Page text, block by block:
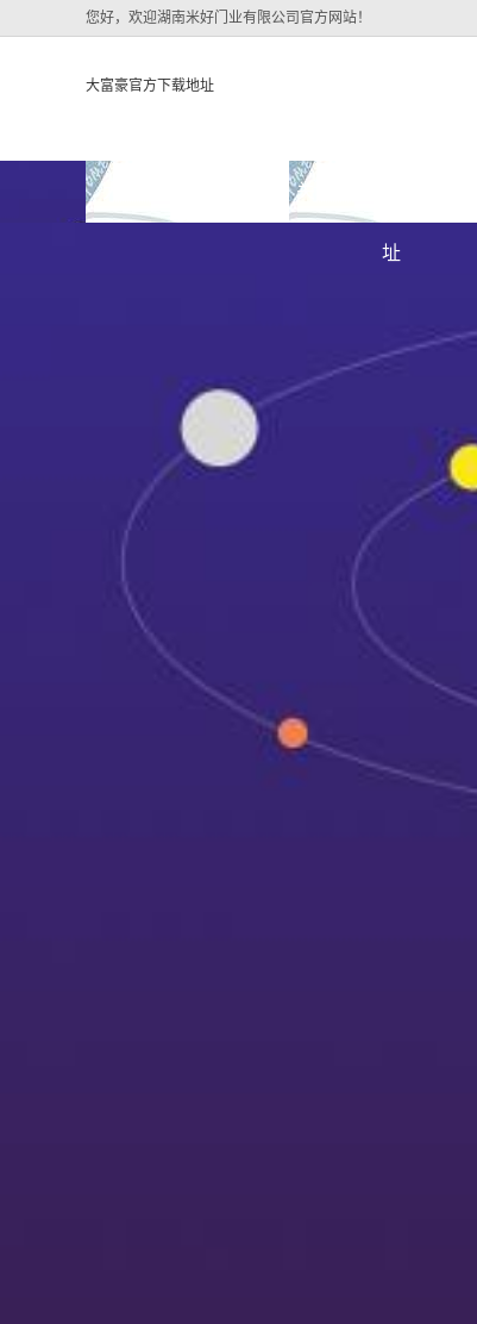
您好，欢迎湖南米好门业有限公司官方网站！
大富豪官方下载地址
关于大富豪官方下载地
址
大富豪官方下载地址的